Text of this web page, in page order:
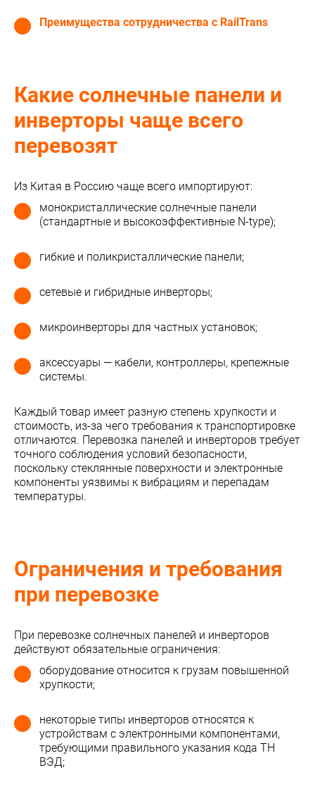
Преимущества сотрудничества с RailTrans
Какие солнечные панели и
инверторы чаще всего
перевозят
Из Китая в Россию чаще всего импортируют:
монокристаллические солнечные панели
(стандартные и высокоэффективные N-type);
гибкие и поликристаллические панели;
сетевые и гибридные инверторы;
микроинверторы для частных установок;
аксессуары — кабели, контроллеры, крепежные
системы.
Каждый товар имеет разную степень хрупкости и
стоимость, из-за чего требования к транспортировке
отличаются. Перевозка панелей и инверторов требует
точного соблюдения условий безопасности,
поскольку стеклянные поверхности и электронные
компоненты уязвимы к вибрациям и перепадам
температуры.
Ограничения и требования
при перевозке
При перевозке солнечных панелей и инверторов
действуют обязательные ограничения:
оборудование относится к грузам повышенной
хрупкости;
некоторые типы инверторов относятся к
устройствам с электронными компонентами,
требующими правильного указания кода ТН
ВЭД;